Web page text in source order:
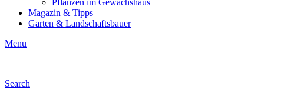
Pflanzen im Gewächshaus
Magazin & Tipps
Garten & Landschaftsbauer
Menu
Search